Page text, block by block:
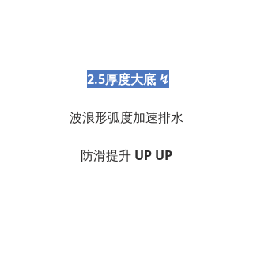
2.5厚度大底 ↯
波浪形弧度加速排水
防滑提升 UP UP